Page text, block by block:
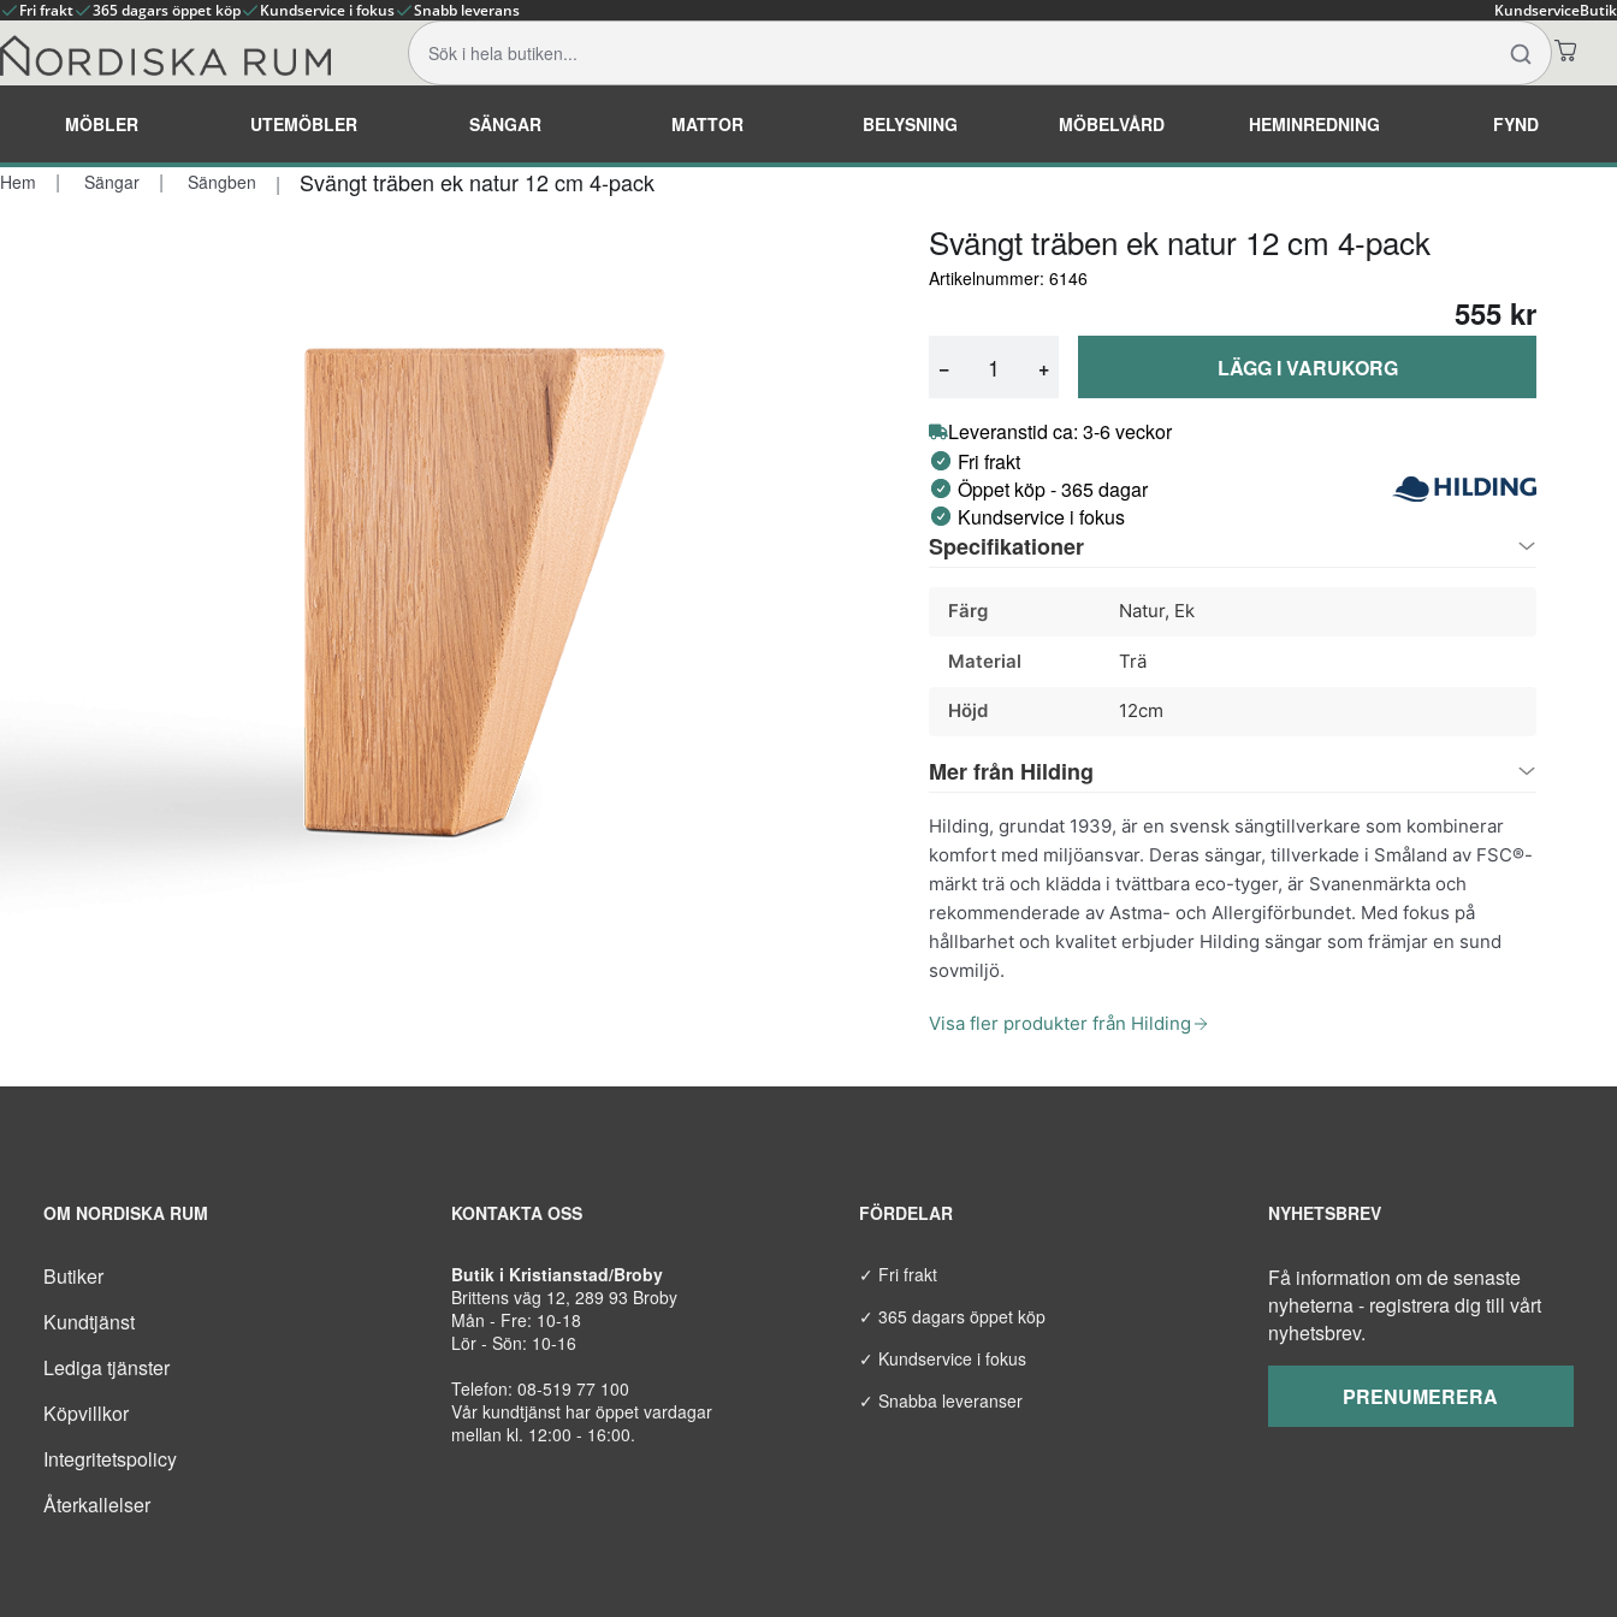
Fri frakt 365 dagars öppet köp Kundservice i fokus Snabb leverans KundserviceButik
MÖBLER UTEMÖBLER SÄNGAR MATTOR BELYSNING MÖBELVÅRD HEMINREDNING FYND
Hem Sängar Sängben Svängt träben ek natur 12 cm 4-pack
Svängt träben ek natur 12 cm 4-pack
Artikelnummer: 6146
555 kr
− + LÄGG I VARUKORG
Leveranstid ca: 3-6 veckor
Fri frakt
Öppet köp - 365 dagar
Kundservice i fokus
Specifikationer
Färg Natur, Ek
Material Trä
Höjd 12cm
Mer från Hilding
Hilding, grundat 1939, är en svensk sängtillverkare som kombinerar
komfort med miljöansvar. Deras sängar, tillverkade i Småland av FSC®-
märkt trä och klädda i tvättbara eco-tyger, är Svanenmärkta och
rekommenderade av Astma- och Allergiförbundet. Med fokus på
hållbarhet och kvalitet erbjuder Hilding sängar som främjar en sund
sovmiljö.
Visa fler produkter från Hilding
OM NORDISKA RUM
Butiker
Kundtjänst
Lediga tjänster
Köpvillkor
Integritetspolicy
Återkallelser
KONTAKTA OSS
Butik i Kristianstad/Broby
Brittens väg 12, 289 93 Broby
Mån - Fre: 10-18
Lör - Sön: 10-16
Telefon: 08-519 77 100
Vår kundtjänst har öppet vardagar
mellan kl. 12:00 - 16:00.
FÖRDELAR
✓ Fri frakt
✓ 365 dagars öppet köp
✓ Kundservice i fokus
✓ Snabba leveranser
NYHETSBREV
Få information om de senaste
nyheterna - registrera dig till vårt
nyhetsbrev.
PRENUMERERA